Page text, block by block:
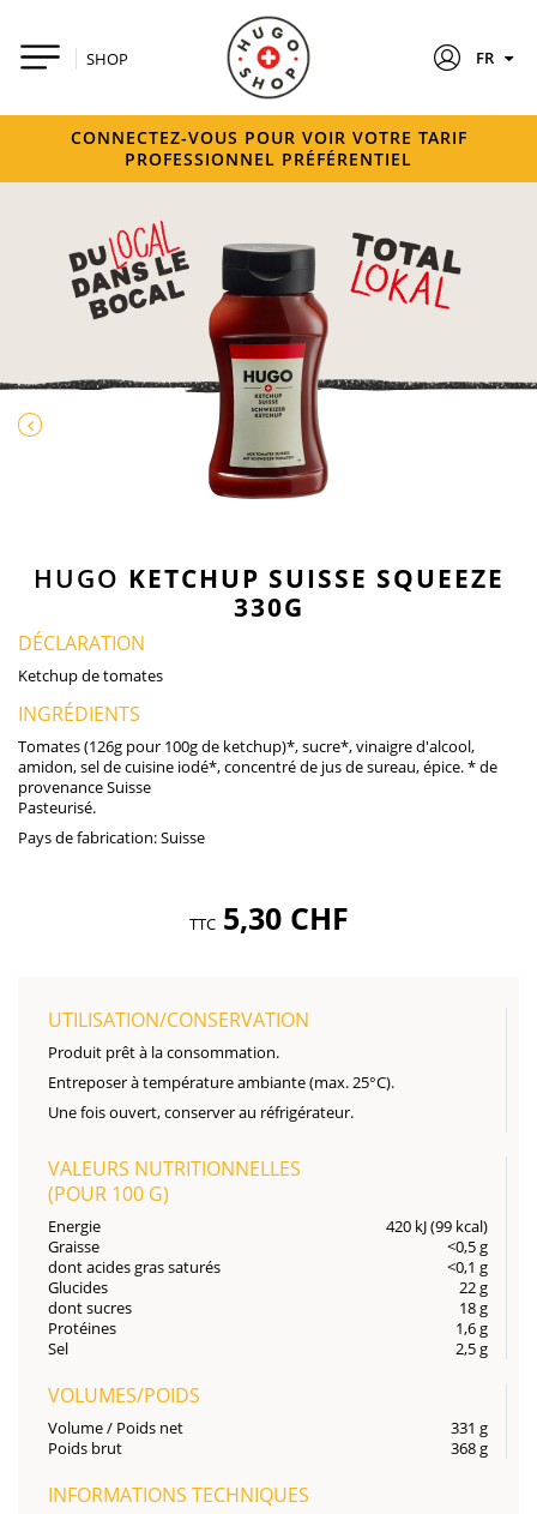
SHOP FR
CONNECTEZ-VOUS POUR VOIR VOTRE TARIF
PROFESSIONNEL PRÉFÉRENTIEL
HUGO KETCHUP SUISSE SQUEEZE
330G
DÉCLARATION
Ketchup de tomates
INGRÉDIENTS
Tomates (126g pour 100g de ketchup)*, sucre*, vinaigre d'alcool,
amidon, sel de cuisine iodé*, concentré de jus de sureau, épice. * de
provenance Suisse
Pasteurisé.
Pays de fabrication:Suisse
TTC 5,30 CHF
UTILISATION/CONSERVATION
Produit prêt à la consommation.
Entreposer à température ambiante (max. 25°C).
Une fois ouvert, conserver au réfrigérateur.
VALEURS NUTRITIONNELLES
(POUR 100 G)
Energie
420 kJ (99 kcal)
Graisse
<0,5 g
dont acides gras saturés
<0,1 g
Glucides
22 g
dont sucres
18 g
Protéines
1,6 g
Sel
2,5 g
VOLUMES/POIDS
Volume / Poids net
331 g
Poids brut
368 g
INFORMATIONS TECHNIQUES